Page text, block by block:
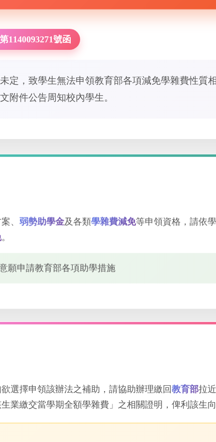
1140093271號函
定，致學生無法申領教育部各項減免學雜費性質
附件公告周知校內學生。
、 弱勢助學金 及各類學雜費減免等申領資格，請依
願申請教育部各項助學措施
選擇申領該辦法之補助，請協助辦理繳回教育部拉
業繳交當學期全額學雜費」之相關證明，俾利該生向